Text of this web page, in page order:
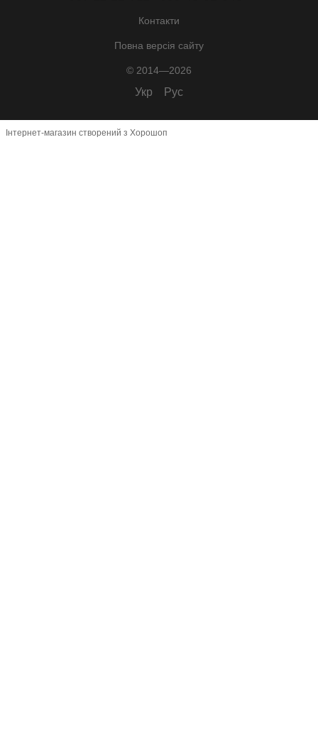
Контакти
Повна версія сайту
© 2014—2026
Укр Рус
Інтернет-магазин створений з Хорошоп